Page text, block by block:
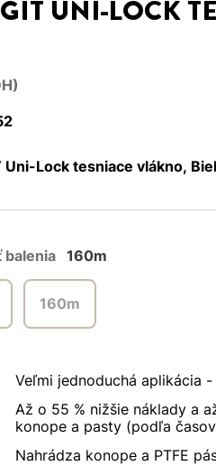
UNI-LOCK
Uni-Lock tesniace vlákno,
160m
160m
Veľmi jednoduchá aplikácia
Až o 55 % nižšie náklady a
konope a pasty (podľa
Nahrádza konope a PTFE